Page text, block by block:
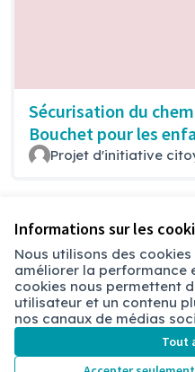
Informations sur les
Nous utilisons des
améliorer la performance
cookies nous permettent
utilisateur et un contenu
nos canaux de médias
Tout
Sécurisation du
Bouchet pour les
Projet d'initiative
Conditions d'utilisation
Paramètres des cookies
Chambéry sur X
(Lien externe)
Chambéry sur Facebook
Chambéry sur